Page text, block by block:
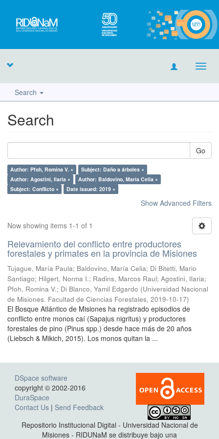
Search
Search
Go
Author: Pfoh, Romina V. ×
Subject: Daño a árboles ×
Author: Agostini, Ilaria ×
Author: Baldovino, María Celia ×
Subject: Conflicto ×
Date issued: 2019 ×
Show Advanced Filters
Now showing items 1-1 of 1
Relevamiento del conflicto entre productores
forestales y primates en la provincia de Misiones
Tujague, María Paula; Baldovino, María Celia; Di Bitetti, Mario
Santiago; Hilgert, Norma I.; Radins, Marcos Raul; Agostini, Ilaria;
Pfoh, Romina V.; Di Blanco, Yamil Edgardo (Universidad Nacional
de Misiones. Facultad de Ciencias Forestales, 2019-10-17)
El Bosque Atlántico de Misiones ha registrado episodios de
conflicto entre monos caí (Sapajus nigritus) y productores
forestales de pino (Pinus spp.) desde hace más de 20 años
(Liebsch & Mikich, 2015). Los monos quitan la ...
DSpace software
copyright © 2002-2016
DuraSpace
Contact Us | Send Feedback
Repositorio Institucional Digital - Universidad Nacional de
Misiones - RIDUNaM se distribuye bajo una